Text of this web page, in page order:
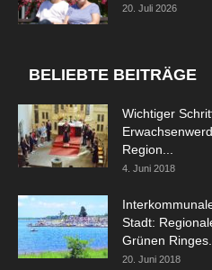
20. Juli 2026
BELIEBTE BEITRÄGE
Wichtiger
Region...
4. Juni 2018
Stadt:
Grünen
20. Juni 2018